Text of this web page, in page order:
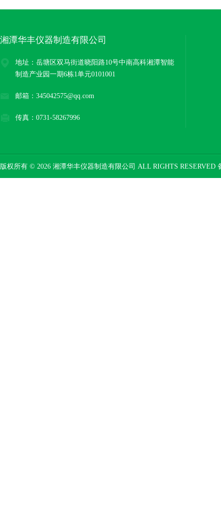
湘潭华丰仪器制造有限公司
地址：岳塘区双马街道晓阳路10号中南高科湘潭智能
制造产业园一期6栋1单元0101001
邮箱：345042575@qq.com
传真：0731-58267996
版权所有 © 2026 湘潭华丰仪器制造有限公司 ALL RIGHTS RESERVED